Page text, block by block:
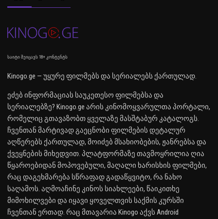
საიტი შეიცავს 18+ კონტენტს
Kinogo.ge — უყურე ფილმებს და სერიალებს ქართულად.
ეძებ ინფორმაციას საუკეთესო ფილმებსა და
სერიალებზე? Kinogo.ge არის კინომოყვარულთა პორტალი,
რომელიც გთავაზობთ ყველაზე მასშტაბურ კატალოგს.
ჩვენთან მარტივად გაეცნობი ფილმების დეტალურ
აღწერებს ქართულად, მოიძებ მსახიობების, ჟანრებსა და
ქვეყნების მიხედვით. პლატფორმაზე თავმოყრილია ღია
წყაროებიდან მოპოვებული, მაღალი ხარისხის ფილმები,
რაც დაგეხმარება სწრაფად გადაწყვიტო, რა ნახო
საღამოს. აღმოაჩინე კინოს სიახლეები, წაიკითხე
მიმოხილვები და იყავი ყოველთვის საქმის კურსში
ჩვენთან ერთად. რაც მთავარია Kinogo აქვს Android